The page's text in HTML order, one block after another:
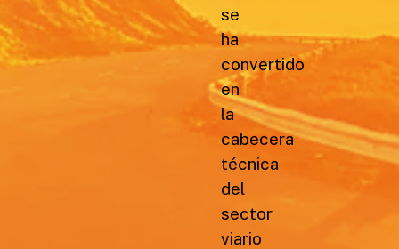
se
ha
convertido
en
la
cabecera
técnica
del
sector
viario